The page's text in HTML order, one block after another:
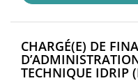
CHARGÉ(E) DE
TECHNIQUE IDRIP